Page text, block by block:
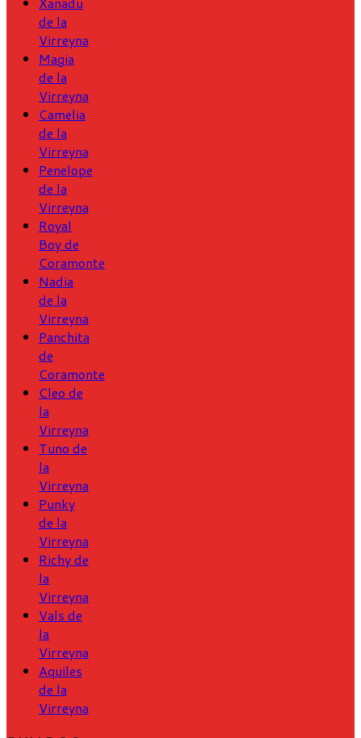
de la
Virreyna
Magia
de la
Virreyna
Camelia
de la
Virreyna
Penelope
de la
Virreyna
Royal
Boy de
Coramonte
Nadia
de la
Virreyna
Panchita
de
Coramonte
Cleo de
la
Virreyna
Tuno de
la
Virreyna
Punky
de la
Virreyna
Richy de
la
Virreyna
Vals de
la
Virreyna
Aquiles
de la
Virreyna